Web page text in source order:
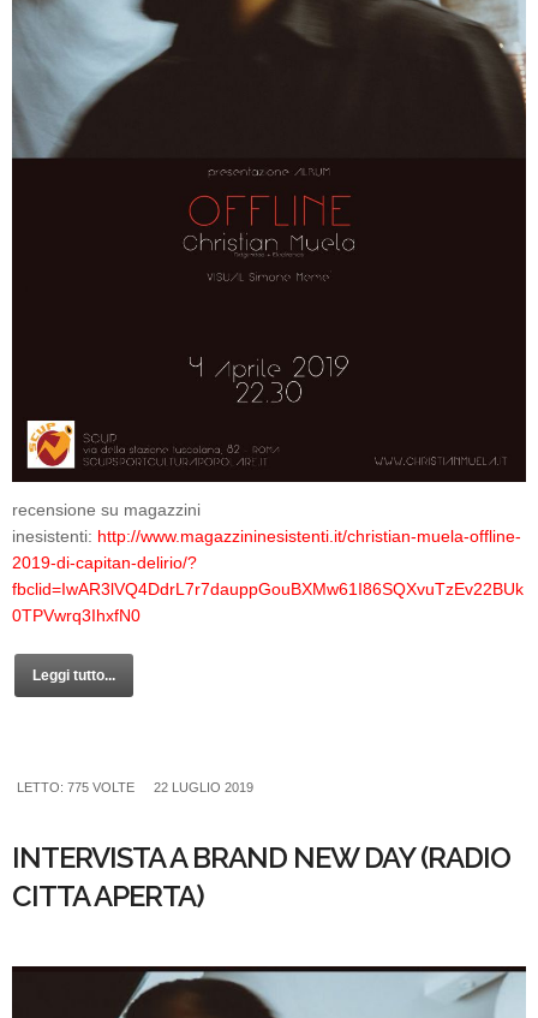
recensione su magazzini
inesistenti: http://www.magazzininesistenti.it/christian-muela-offline-
2019-di-capitan-delirio/?
fbclid=IwAR3lVQ4DdrL7r7dauppGouBXMw61I86SQXvuTzEv22BUk
0TPVwrq3IhxfN0
Leggi tutto...
LETTO: 775 VOLTE 22 LUGLIO 2019
INTERVISTA A BRAND NEW DAY (RADIO
CITTA APERTA)